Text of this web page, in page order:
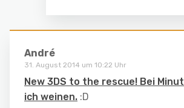
André
31. August 2014 um 10:22 Uhr
New 3DS to the rescue! Bei
ich weinen. :D